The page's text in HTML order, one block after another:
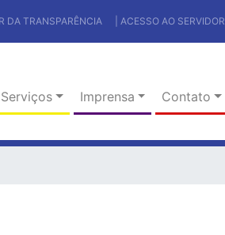
DA TRANSPARÊNCIA | ACESSO AO SERVIDOR
Serviços Imprensa Contato